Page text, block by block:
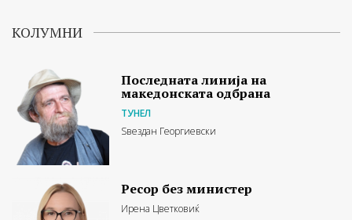
КОЛУМНИ
Последната линија на
македонската одбрана
ТУНЕЛ
Ѕвездан Георгиевски
Ресор без министер
Ирена Цветковиќ